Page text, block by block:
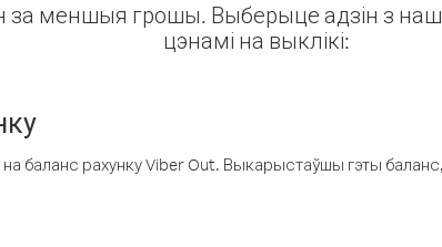
за меншыя грошы. Выберыце адзін з
цэнамі на выклікі:
баланс рахунку Viber Out. Выкарыстаўшы гэты